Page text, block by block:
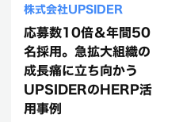
株式会社UPSIDER
応募数10倍＆年間50
名採用。急拡大組織の
成長痛に立ち向かう
UPSIDERのHERP活
用事例